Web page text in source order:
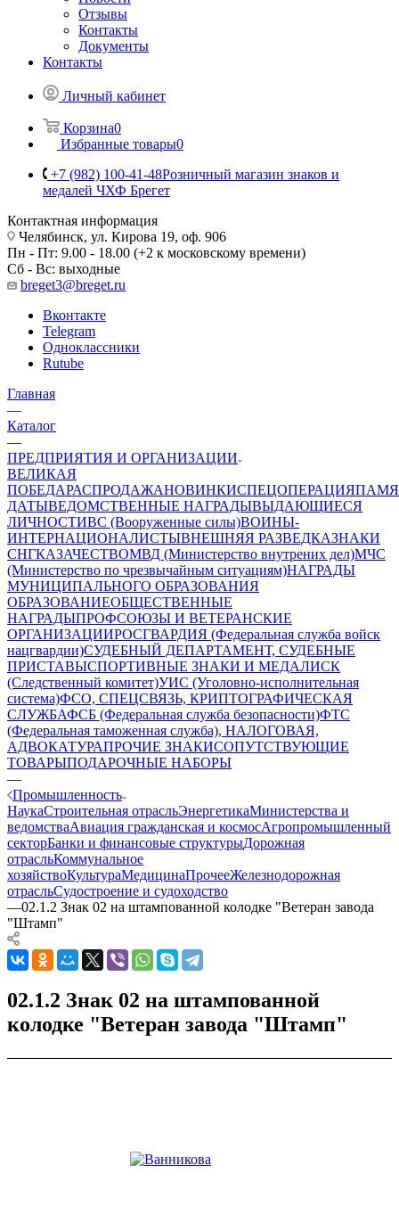
Отзывы
Контакты
Документы
Контакты
Личный кабинет
Корзина0
Избранные товары0
+7 (982) 100-41-48Розничный магазин знаков и
медалей ЧХФ Брегет
Контактная информация
Челябинск, ул. Кирова 19, оф. 906
Пн - Пт: 9.00 - 18.00 (+2 к московскому времени)
Сб - Вс: выходные
breget3@breget.ru
Вконтакте
Telegram
Одноклассники
Rutube
Главная
—
Каталог
—
ПРЕДПРИЯТИЯ И ОРГАНИЗАЦИИ
ВЕЛИКАЯ
ПОБЕДАРАСПРОДАЖАНОВИНКИСПЕЦОПЕРАЦИЯ
ДАТЫВЕДОМСТВЕННЫЕ НАГРАДЫВЫДАЮЩИЕСЯ
ЛИЧНОСТИВС (Вооруженные силы)ВОИНЫ-
ИНТЕРНАЦИОНАЛИСТЫВНЕШНЯЯ РАЗВЕДКАЗНАКИ
СНГКАЗАЧЕСТВОМВД (Министерство внутрених дел)МЧС
(Министерство по чрезвычайным ситуациям)НАГРАДЫ
МУНИЦИПАЛЬНОГО ОБРАЗОВАНИЯ
ОБРАЗОВАНИЕОБЩЕСТВЕННЫЕ
НАГРАДЫПРОФСОЮЗЫ И ВЕТЕРАНСКИЕ
ОРГАНИЗАЦИИРОСГВАРДИЯ (Федеральная служба войск
нацгвардии)СУДЕБНЫЙ ДЕПАРТАМЕНТ, СУДЕБНЫЕ
ПРИСТАВЫСПОРТИВНЫЕ ЗНАКИ И МЕДАЛИСК
(Следственный комитет)УИС (Уголовно-исполнительная
система)ФСО, СПЕЦСВЯЗЬ, КРИПТОГРАФИЧЕСКАЯ
СЛУЖБАФСБ (Федеральная служба безопасности)ФТС
(Федеральная таможенная служба), НАЛОГОВАЯ,
АДВОКАТУРАПРОЧИЕ ЗНАКИСОПУТСТВУЮЩИЕ
ТОВАРЫПОДАРОЧНЫЕ НАБОРЫ
—
Промышленность
НаукаСтроительная отрасльЭнергетикаМинистерства и
ведомстваАвиация гражданская и космосАгропромышленный
секторБанки и финансовые структурыДорожная
отрасльКоммунальное
хозяйствоКультураМедицинаПрочееЖелезнодорожная
отрасльСудостроение и судоходство
—02.1.2 Знак 02 на штампованной колодке "Ветеран завода
"Штамп"
02.1.2 Знак 02 на штампованной
колодке "Ветеран завода "Штамп"